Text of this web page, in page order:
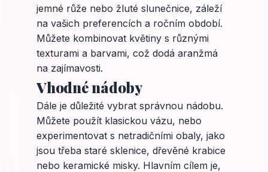
jemné růže nebo žluté slunečnice, záleží
na vašich preferencích a ročním období.
Můžete kombinovat květiny s různými
texturami a barvami, což dodá aranžmá
na zajímavosti.
Vhodné nádoby
Dále je důležité vybrat správnou nádobu.
Můžete použít klasickou vázu, nebo
experimentovat s netradičními obaly, jako
jsou třeba staré sklenice, dřevěné krabice
nebo keramické misky. Hlavním cílem je,